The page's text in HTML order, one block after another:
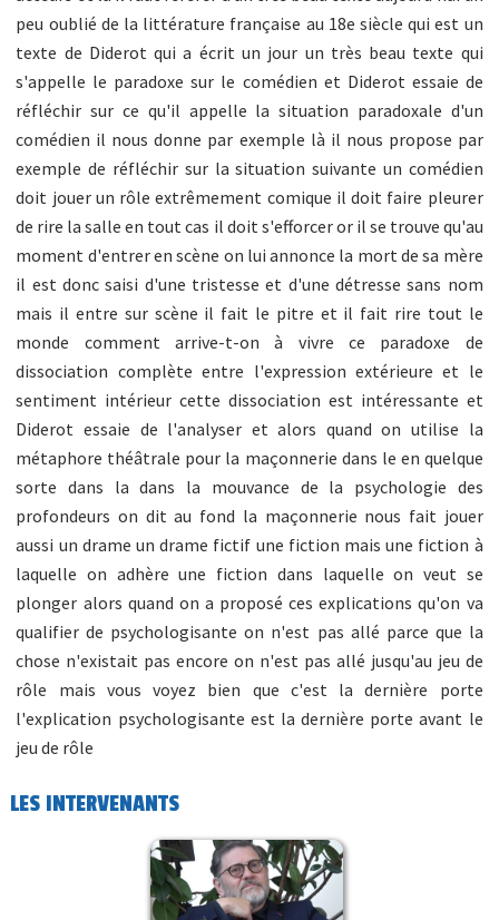
peu oublié de la littérature française au 18e siècle qui est un
texte de Diderot qui a écrit un jour un très beau texte qui
s'appelle le paradoxe sur le comédien et Diderot essaie de
réfléchir sur ce qu'il appelle la situation paradoxale d'un
comédien il nous donne par exemple là il nous propose par
exemple de réfléchir sur la situation suivante un comédien
doit jouer un rôle extrêmement comique il doit faire pleurer
de rire la salle en tout cas il doit s'efforcer or il se trouve qu'au
moment d'entrer en scène on lui annonce la mort de sa mère
il est donc saisi d'une tristesse et d'une détresse sans nom
mais il entre sur scène il fait le pitre et il fait rire tout le
monde comment arrive-t-on à vivre ce paradoxe de
dissociation complète entre l'expression extérieure et le
sentiment intérieur cette dissociation est intéressante et
Diderot essaie de l'analyser et alors quand on utilise la
métaphore théâtrale pour la maçonnerie dans le en quelque
sorte dans la dans la mouvance de la psychologie des
profondeurs on dit au fond la maçonnerie nous fait jouer
aussi un drame un drame fictif une fiction mais une fiction à
laquelle on adhère une fiction dans laquelle on veut se
plonger alors quand on a proposé ces explications qu'on va
qualifier de psychologisante on n'est pas allé parce que la
chose n'existait pas encore on n'est pas allé jusqu'au jeu de
rôle mais vous voyez bien que c'est la dernière porte
l'explication psychologisante est la dernière porte avant le
jeu de rôle
LES INTERVENANTS